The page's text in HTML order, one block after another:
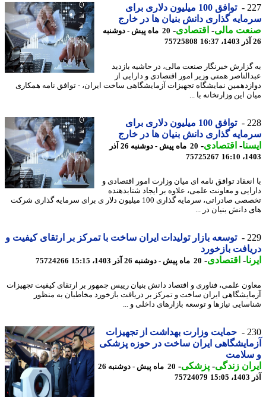
توافق 100 میلیون دلاری برای
گذاری دانش بنیان ها در خارج
مالی-اقتصادی-
20 ماه پیش - دوشنبه
75725808
خبرنگار صنعت مالی، در حاشیه بازدید
همتی وزیر امور اقتصادی و دارایی از
نمایشگاه تجهیزات آزمایشگاهی ساخت ایران، - توافق نامه همکاری
این وزارتخانه با ...
توافق 100 میلیون دلاری برای
گذاری دانش بنیان ها در خارج
-اقتصادی-
20 ماه پیش - دوشنبه 26 آذر
75725267
توافق نامه ای میان وزارت امور اقتصادی و
و معاونت علمی، علاوه بر ایجاد شتابدهنده
تخصصی صادراتی، سرمایه گذاری 100 میلیون دلار ی برای سرمایه گذاری شرکت
دانش بنیان در ...
توسعه بازار تولیدات ایران ساخت با تمرکز بر ارتقای کیفیت و
بازخورد
-اقتصادی-20 ماه پیش - دوشنبه 26 آذر 1403، 15:15 75724266
علمی، فناوری و اقتصاد دانش بنیان رییس جمهور بر ارتقای کیفیت تجهیزات
ایران ساخت و تمرکز بر دریافت بازخورد مخاطبان به منظور
نیازها و توسعه بازارهای داخلی و ...
حمایت وزارت بهداشت از تجهیزات
ایران ساخت در حوزه پزشکی
زندگی-پزشکی-
20 ماه پیش - دوشنبه 26
75724079